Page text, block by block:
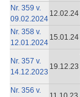
Nr. 359 v.
09.02.2024
12.02.24
Nr. 358 v.
12.01.2024
15.01.24
Nr. 357 v.
14.12.2023
19.12.23
Nr. 356 v.